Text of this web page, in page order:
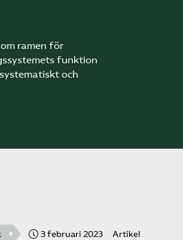
ramen för
funktion
och
3 februari 2023 Artikel